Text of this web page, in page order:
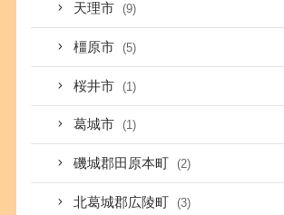
天理市 (9)
橿原市 (5)
桜井市 (1)
葛城市 (1)
磯城郡田原本町 (2)
北葛城郡広陵町 (3)